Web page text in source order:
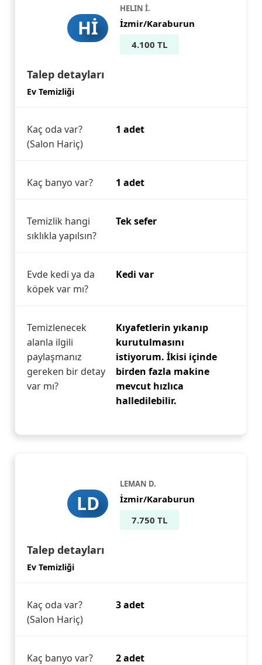
Hİ
HELIN İ.
İzmir/Karaburun
4.100 TL
Talep detayları
Ev Temizliği
Kaç oda var?
(Salon Hariç)
1 adet
Kaç banyo var? 1 adet
Temizlik hangi
sıklıkla yapılsın?
Tek sefer
Evde kedi ya da
köpek var mı?
Kedi var
Temizlenecek
alanla ilgili
paylaşmanız
gereken bir detay
var mı?
Kıyafetlerin yıkanıp
kurutulmasını
istiyorum. İkisi içinde
birden fazla makine
mevcut hızlıca
halledilebilir.
LD
LEMAN D.
İzmir/Karaburun
7.750 TL
Talep detayları
Ev Temizliği
Kaç oda var?
(Salon Hariç)
3 adet
Kaç banyo var? 2 adet